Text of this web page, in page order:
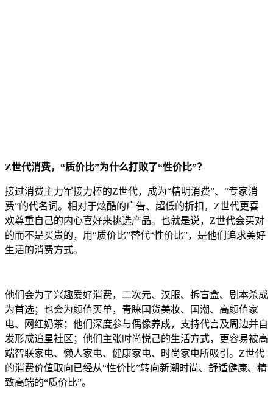
Z世代消费，“质价比”为什么打败了“性价比”？
接过消费主力军接力棒的Z世代，成为“精明消费”、“专家消
费”的代名词。相对于炫酷的广告、超低的折扣，Z世代更喜
欢尊重自己的内心喜好来挑选产品。也就是说，Z世代会买对
的而不是买贵的，用“质价比”替代“性价比”，是他们追求美好
生活的消费方式。
他们会为了兴趣爱好消费，二次元、汉服、拆盲盒、剧本杀成
为首选；也会为颜值买单，青睐国货美妆、国潮、高颜值家
电、网红奶茶；他们深度参与偶像养成，支持代言及周边并自
发形成追星社区；他们主张时尚悦己的生活方式，更容易被高
端智联家电、懒人家电、健康家电、时尚家电所吸引。Z世代
的消费价值取向已经从“性价比”转向新潮时尚、舒适健康、精
致高端的“质价比”。